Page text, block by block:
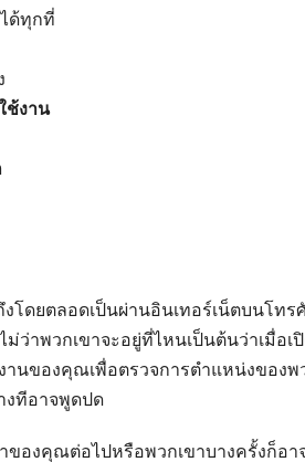
ด้ทุกที่
ช้งาน
โดยตลอดเป็นผ่านอินเทอร์เน็ตบนโท
ว่าพวกเขาจะอยู่ที่ไหนเป็นต้นว่าเมื่อ
ของคุณเพื่อตรวจการตำแหน่งของพ
งทีอาจพูดปด
ของคุณต่อไปหรือพวกเขาบางครั้งก็อ